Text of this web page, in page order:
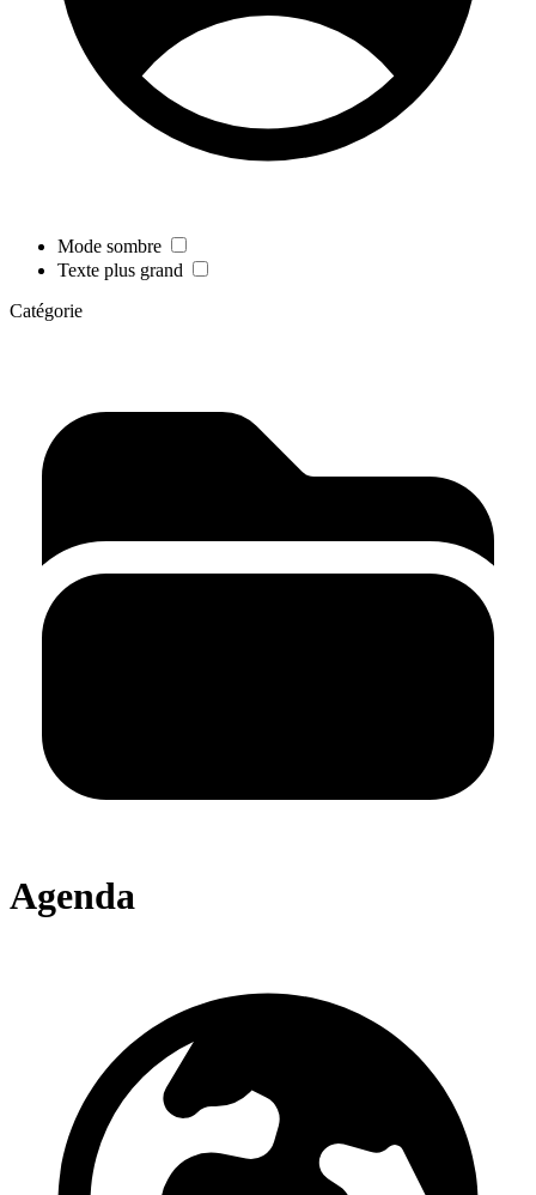
Mode sombre
Texte plus grand
Catégorie
Agenda